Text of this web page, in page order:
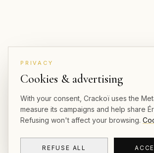
PRIVACY
Cookies & advertising
With your consent, Crackoï uses the
measure its campaigns and help share
Refusing won't affect your browsing.
REFUSE ALL